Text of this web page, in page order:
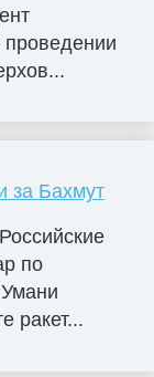
за Бахмут
по
ракет...